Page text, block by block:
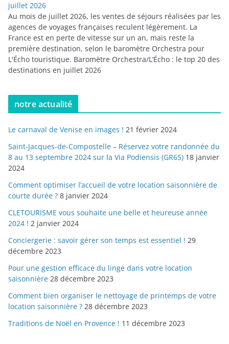
juillet 2026
Au mois de juillet 2026, les ventes de séjours réalisées par les
agences de voyages françaises reculent légèrement. La
France est en perte de vitesse sur un an, mais reste la
première destination, selon le baromètre Orchestra pour
L'Écho touristique. Baromètre Orchestra/L’Écho : le top 20 des
destinations en juillet 2026
notre actualité
Le carnaval de Venise en images ! 21 février 2024
Saint-Jacques-de-Compostelle – Réservez votre randonnée du
8 au 13 septembre 2024 sur la Via Podiensis (GR65) 18 janvier
2024
Comment optimiser l’accueil de votre location saisonnière de
courte durée ? 8 janvier 2024
CLETOURISME vous souhaite une belle et heureuse année
2024 ! 2 janvier 2024
Conciergerie : savoir gérer son temps est essentiel ! 29
décembre 2023
Pour une gestion efficace du linge dans votre location
saisonnière 28 décembre 2023
Comment bien organiser le nettoyage de printemps de votre
location saisonnière ? 28 décembre 2023
Traditions de Noël en Provence ! 11 décembre 2023